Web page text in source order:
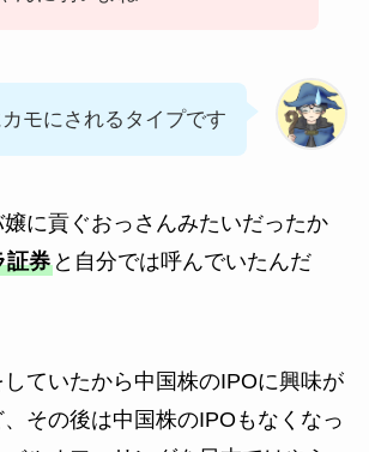
モにされるタイプです
嬢に貢ぐおっさんみたいだったか
証券と自分では呼んでいたんだ
ていたから中国株のIPOに興味が
その後は中国株のIPOもなくなっ